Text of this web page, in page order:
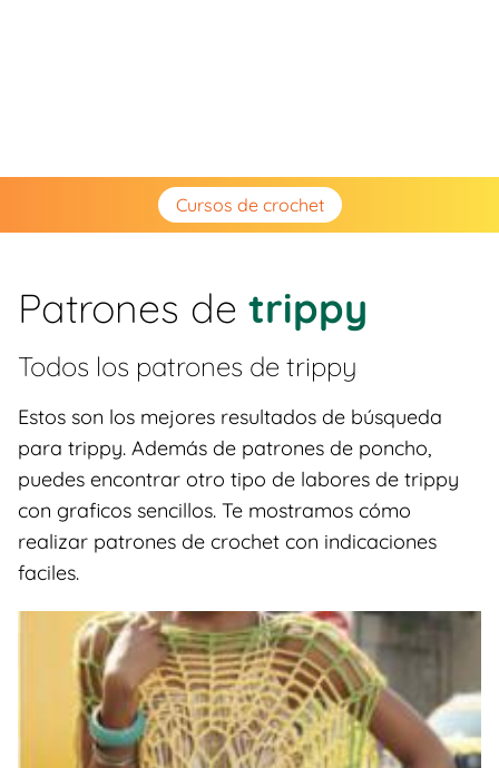
Cursos de crochet
Patrones de trippy
Todos los patrones de trippy
Estos son los mejores resultados de búsqueda
para trippy. Además de patrones de poncho,
puedes encontrar otro tipo de labores de trippy
con graficos sencillos. Te mostramos cómo
realizar patrones de crochet con indicaciones
faciles.